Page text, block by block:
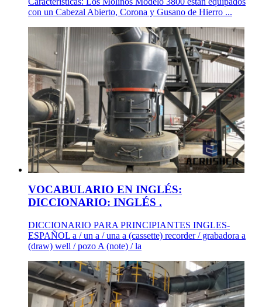
con un Cabezal Abierto, Corona y Gusano de Hierro ...
VOCABULARIO EN INGLÉS:
DICCIONARIO: INGLÉS .
DICCIONARIO PARA PRINCIPIANTES INGLES-
ESPAÑOL a / un a / una a (cassette) recorder / grabadora a
(draw) well / pozo A (note) / la